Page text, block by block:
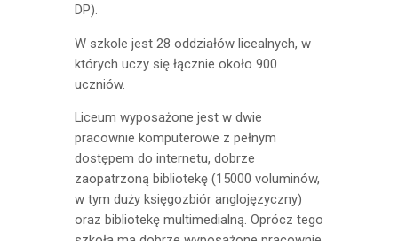
DP).
W szkole jest 28 oddziałów licealnych, w
których uczy się łącznie około 900
uczniów.
Liceum wyposażone jest w dwie
pracownie komputerowe z pełnym
dostępem do internetu, dobrze
zaopatrzoną bibliotekę (15000 voluminów,
w tym duży księgozbiór anglojęzyczny)
oraz bibliotekę multimedialną. Oprócz tego